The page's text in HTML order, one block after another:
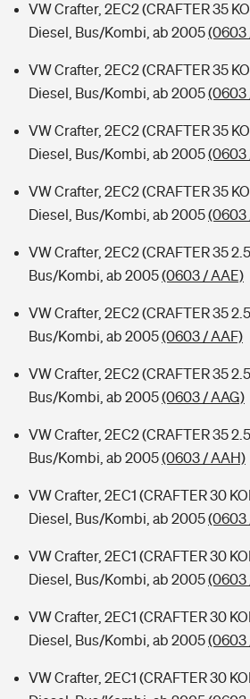
Sie haben Fragen?
Zur Übersicht
Kinderunfall-Check: Mehr Sicherheit für
Typklassen: So ist Ihr Auto eingestuft
Sie haben Fragen?
VW Crafter, 2EC2 (CRAFTER 35
Diesel, Bus/Kombi, ab 2005(0603
VW Crafter, 2EC2 (CRAFTER 35
Diesel, Bus/Kombi, ab 2005(0603
VW Crafter, 2EC2 (CRAFTER 35
Diesel, Bus/Kombi, ab 2005(0603
VW Crafter, 2EC2 (CRAFTER 35
Diesel, Bus/Kombi, ab 2005(0603
VW Crafter, 2EC2 (CRAFTER 35
Bus/Kombi, ab 2005(0603 / AAE)
VW Crafter, 2EC2 (CRAFTER 35
Bus/Kombi, ab 2005(0603 / AAF)
VW Crafter, 2EC2 (CRAFTER 35
Bus/Kombi, ab 2005(0603 / AAG)
VW Crafter, 2EC2 (CRAFTER 35
Bus/Kombi, ab 2005(0603 / AAH)
VW Crafter, 2EC1 (CRAFTER 30
Diesel, Bus/Kombi, ab 2005(0603
VW Crafter, 2EC1 (CRAFTER 30
Diesel, Bus/Kombi, ab 2005(0603
VW Crafter, 2EC1 (CRAFTER 30
Diesel, Bus/Kombi, ab 2005(0603
VW Crafter, 2EC1 (CRAFTER 30